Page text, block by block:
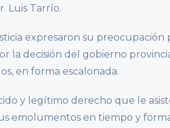
Luis Tarrío.
expresaron su
la decisión del gobierno
en forma escalonada.
y legítimo derecho que le
emolumentos en tiempo y